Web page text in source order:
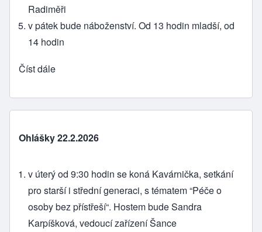
Radiměři
v pátek bude náboženství. Od 13 hodin mladší, od
14 hodin
Číst dále
Ohlášky 22.2.2026
v úterý od 9:30 hodin se koná Kavárnička, setkání
pro starší i střední generaci, s tématem “Péče o
osoby bez přístřeší“. Hostem bude Sandra
Karpíšková, vedoucí zařízení Šance